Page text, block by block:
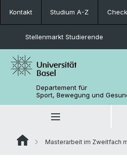
Kontakt Studium A-Z
Stellenmarkt Studierende
Departement für
Sport, Bewegung und
Masterarbeit im Zweitfach